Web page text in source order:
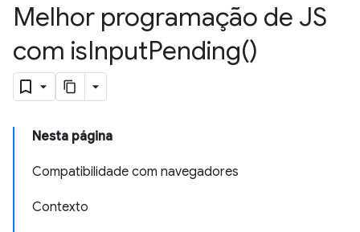
Melhor programação de JS
com isInputPending()
Nesta página
Compatibilidade com navegadores
Contexto